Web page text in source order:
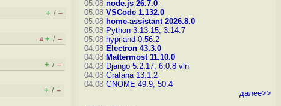
+ / –
–4 + / –
+ / –
+ / –
05.08 node.js 26.7.0
05.08 VSCode 1.132.0
05.08 home-assistant 2026.8.0
05.08 Python 3.13.15, 3.14.7
05.08 hyprland 0.56.2
04.08 Electron 43.3.0
04.08 Mattermost 11.10.0
04.08 Django 5.2.17, 6.0.8 vln
04.08 Grafana 13.1.2
04.08 GNOME 49.9, 50.4
далее>>